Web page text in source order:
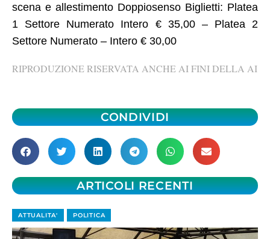
scena e allestimento Doppiosenso Biglietti: Platea
1 Settore Numerato Intero € 35,00 – Platea 2
Settore Numerato – Intero € 30,00
RIPRODUZIONE RISERVATA ANCHE AI FINI DELLA AI
CONDIVIDI
ARTICOLI RECENTI
ATTUALITA' POLITICA